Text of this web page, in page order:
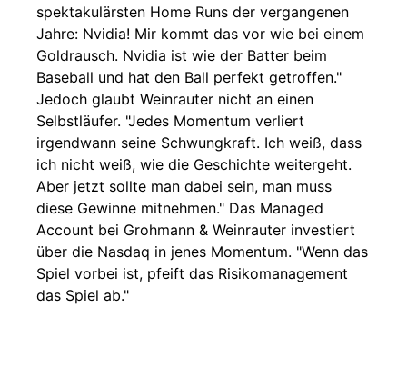
spektakulärsten Home Runs der vergangenen
Jahre: Nvidia! Mir kommt das vor wie bei einem
Goldrausch. Nvidia ist wie der Batter beim
Baseball und hat den Ball perfekt getroffen."
Jedoch glaubt Weinrauter nicht an einen
Selbstläufer. "Jedes Momentum verliert
irgendwann seine Schwungkraft. Ich weiß, dass
ich nicht weiß, wie die Geschichte weitergeht.
Aber jetzt sollte man dabei sein, man muss
diese Gewinne mitnehmen." Das Managed
Account bei Grohmann & Weinrauter investiert
über die Nasdaq in jenes Momentum. "Wenn das
Spiel vorbei ist, pfeift das Risikomanagement
das Spiel ab."